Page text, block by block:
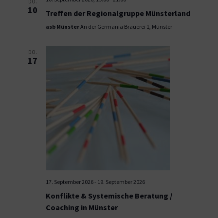
DO.
10 Treffen der Regionalgruppe Münsterland
asb MünsterAn der Germania Brauerei 1, Münster
DO.
17
17. September 2026- 19. September 2026
Konflikte & Systemische Beratung /
Coaching in Münster